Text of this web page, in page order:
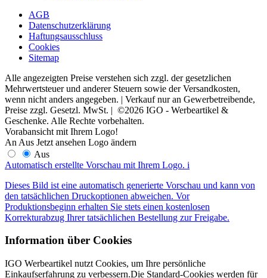
AGB
Datenschutzerklärung
Haftungsausschluss
Cookies
Sitemap
Alle angezeigten Preise verstehen sich zzgl. der gesetzlichen
Mehrwertsteuer und anderer Steuern sowie der Versandkosten,
wenn nicht anders angegeben. | Verkauf nur an Gewerbetreibende,
Preise zzgl. Gesetzl. MwSt. | ©2026 IGO - Werbeartikel &
Geschenke. Alle Rechte vorbehalten.
Vorabansicht mit Ihrem Logo!
An Aus Jetzt ansehen Logo ändern
Aus
Automatisch erstellte Vorschau mit Ihrem Logo. i
Dieses Bild ist eine automatisch generierte Vorschau und kann von
den tatsächlichen Druckoptionen abweichen. Vor
Produktionsbeginn erhalten Sie stets einen kostenlosen
Korrekturabzug Ihrer tatsächlichen Bestellung zur Freigabe.
Information über Cookies
IGO Werbeartikel nutzt Cookies, um Ihre persönliche
Einkaufserfahrung zu verbessern.Die Standard-Cookies werden für